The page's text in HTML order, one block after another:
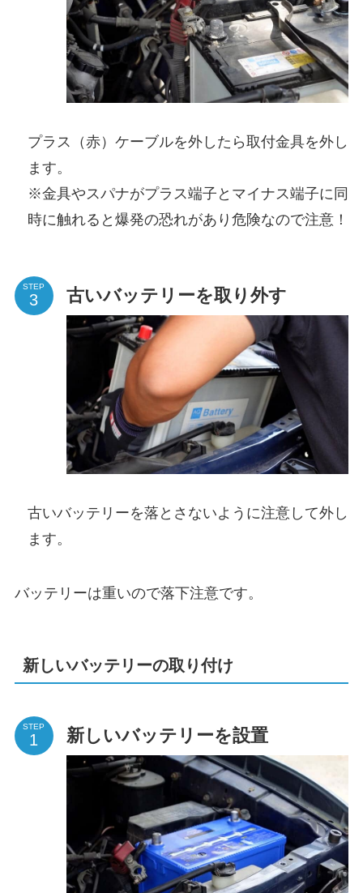
プラス（赤）ケーブルを外したら取付金具を外し
ます。
※金具やスパナがプラス端子とマイナス端子に同
時に触れると爆発の恐れがあり危険なので注意！
STEP 古いバッテリーを取り外す
古いバッテリーを落とさないように注意して外し
ます。
バッテリーは重いので落下注意です。
新しいバッテリーの取り付け
STEP 新しいバッテリーを設置